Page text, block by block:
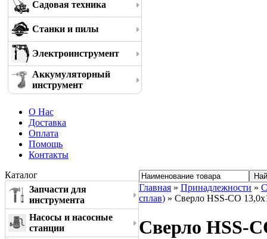
Садовая техника
Станки и пилы
Электроинструмент
Аккумуляторный
инструмент
О Нас
Доставка
Оплата
Помощь
Контакты
Каталог
Запчасти для
инструмента
Насосы и насосные
станции
Главная » Принадлежности »
сплав) » Сверло HSS-CO
Сверло HSS-